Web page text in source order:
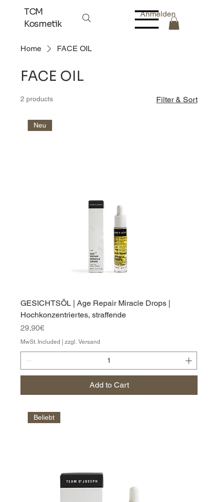
TCM
Kosmetik
Anmelden
Home FACE OIL
FACE OIL
2 products Filter & Sort
Neu
GESICHTSÖL | Age Repair Miracle Drops |
Hochkonzentriertes, straffende
Price
29,90€
MwSt. Included |zzgl. Versand
Add to Cart
Beliebt